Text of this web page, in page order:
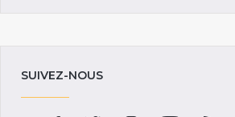
SUIVEZ-NOUS